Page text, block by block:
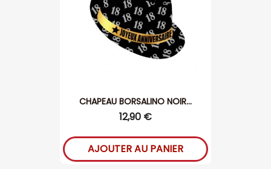
CHAPEAU BORSALINO NOIR...
12,90 €
AJOUTER AU PANIER